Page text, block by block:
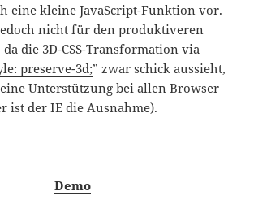
eine kleine JavaScript-Funktion vor.
nicht für den produktiveren
die 3D-CSS-Transformation via
preserve-3d;” zwar schick aussieht,
Unterstützung bei allen Browser
ist der IE die Ausnahme).
Demo